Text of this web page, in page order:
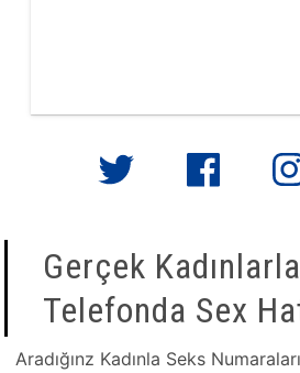
Gerçek Kadınlarla
Telefonda Sex
Aradığınz Kadınla Seks